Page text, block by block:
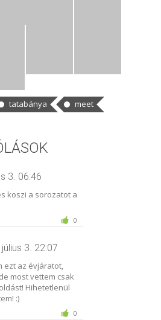
tatabánya
meet
3. 06:46
koszi a sorozatot a
0
3. 22:07
ezt az évjáratot,
most vettem csak
Hihetetlenül
:)
0